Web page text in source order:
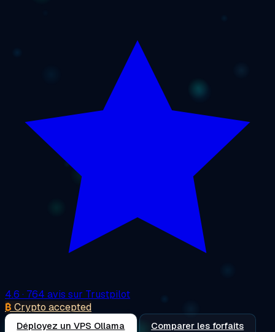
4.6 · 764 avis sur Trustpilot
₿ Crypto accepted
Déployez un VPS Ollama Comparer les forfaits